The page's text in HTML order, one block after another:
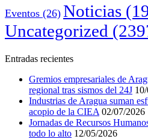
Eventos (26) Noticias
Uncategorized
Entradas recientes
Gremios empresariales de
regional tras sismos del 24J
Industrias de Aragua suman
acopio de la CIEA 02/07/2026
Jornadas de Recursos
todo lo alto 12/05/2026